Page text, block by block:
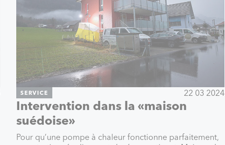
SERVICE 22 03 2024
Intervention dans la «maison
suédoise»
Pour qu’une pompe à chaleur fonctionne parfaitement,